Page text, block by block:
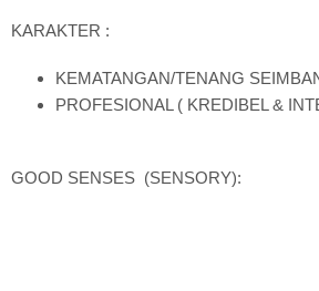
KARAKTER :
KEMATANGAN/TENANG
PROFESIONAL ( KREDIBEL &
GOOD SENSES (SENSORY):